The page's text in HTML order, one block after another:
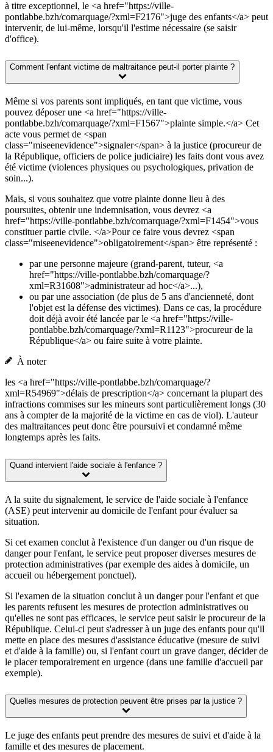
à titre exceptionnel, le <a href="https://ville-
pontlabbe.bzh/comarquage/?xml=F2176">juge des enfants</a> peut
intervenir, de lui-même, lorsqu'il l'estime nécessaire (se saisir
d'office).
Comment l'enfant victime de maltraitance peut-il porter plainte ?
Même si vos parents sont impliqués, en tant que victime, vous
pouvez déposer une <a href="https://ville-
pontlabbe.bzh/comarquage/?xml=F1567">plainte simple.</a> Cet
acte vous permet de <span
class="miseenevidence">signaler</span> à la justice (procureur de
la République, officiers de police judiciaire) les faits dont vous avez
été victime (violences physiques ou psychologiques, privation de
soin...).
Mais, si vous souhaitez que votre plainte donne lieu à des
poursuites, obtenir une indemnisation, vous devrez <a
href="https://ville-pontlabbe.bzh/comarquage/?xml=F1454">vous
constituer partie civile. </a>Pour ce faire vous devrez <span
class="miseenevidence">obligatoirement</span> être représenté :
par une personne majeure (grand-parent, tuteur, <a
href="https://ville-pontlabbe.bzh/comarquage/?
xml=R31608">administrateur ad hoc</a>...),
ou par une association (de plus de 5 ans d'ancienneté, dont
l'objet est la défense des victimes). Dans ce cas, la procédure
doit déjà avoir été lancée par le <a href="https://ville-
pontlabbe.bzh/comarquage/?xml=R1123">procureur de la
République</a> ou faire suite à votre plainte.
À noter
les <a href="https://ville-pontlabbe.bzh/comarquage/?
xml=R54969">délais de prescription</a> concernant la plupart des
infractions commises sur les mineurs sont particulièrement longs (30
ans à compter de la majorité de la victime en cas de viol). L'auteur
des maltraitances peut donc être poursuivi et condamné même
longtemps après les faits.
Quand intervient l'aide sociale à l'enfance ?
A la suite du signalement, le service de l'aide sociale à l'enfance
(ASE) peut intervenir au domicile de l'enfant pour évaluer sa
situation.
Si cet examen conclut à l'existence d'un danger ou d'un risque de
danger pour l'enfant, le service peut proposer diverses mesures de
protection administratives (par exemple des aides à domicile, un
accueil ou hébergement ponctuel).
Si l'examen de la situation conclut à un danger pour l'enfant et que
les parents refusent les mesures de protection administratives ou
qu'elles ne sont pas efficaces, le service peut saisir le procureur de la
République. Celui-ci peut s'adresser à un juge des enfants pour qu'il
mette en place des mesures d'assistance éducative (mesure de suivi
et d'aide à la famille) ou, si l'enfant court un grave danger, décider de
le placer temporairement en urgence (dans une famille d'accueil par
exemple).
Quelles mesures de protection peuvent être prises par la justice ?
Le juge des enfants peut prendre des mesures de suivi et d'aide à la
famille et des mesures de placement.